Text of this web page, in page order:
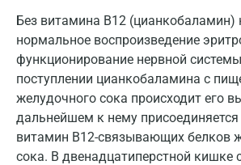
Без витамина В12
нормальное воспроизведение
функционирование нервной
поступлении цианкобаламина с
желудочного сока происходит его
дальнейшем к нему присоединяется
витамин В12-связывающих белков
сока. В двенадцатиперстной